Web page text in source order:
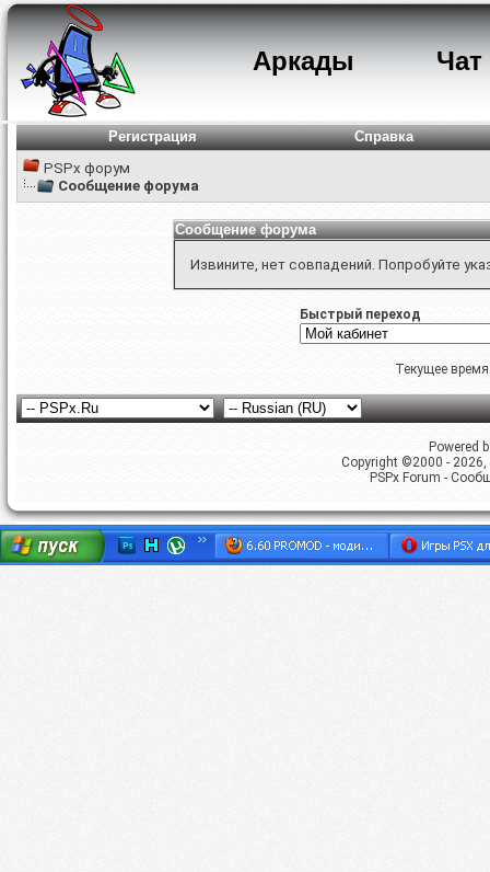
Аркады Чат
Регистрация
Справка
PSPx форум
Сообщение форума
Сообщение форума
Извините, нет совпадений. Попробуйте
Быстрый переход
Текущее
Powered
Copyright ©2000 -
PSPx Forum -